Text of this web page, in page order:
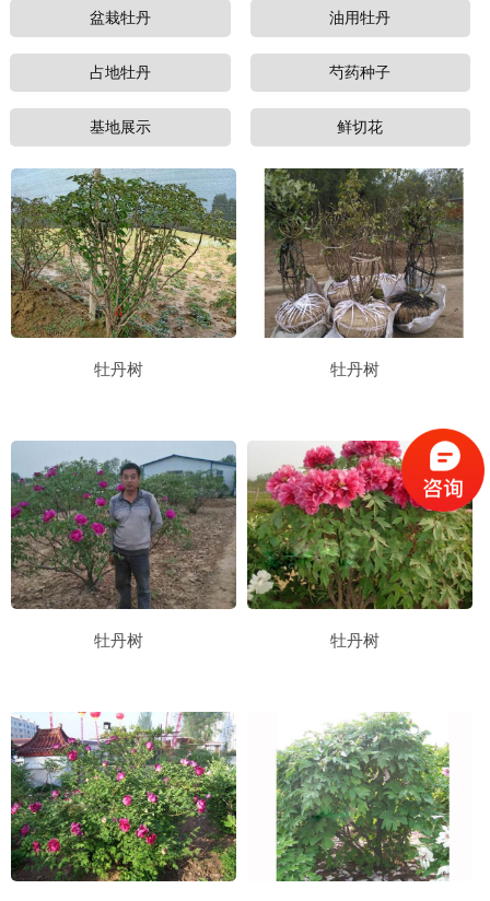
盆栽牡丹 油用牡丹
占地牡丹 芍药种子
基地展示 鲜切花
牡丹树 牡丹树
牡丹树 牡丹树